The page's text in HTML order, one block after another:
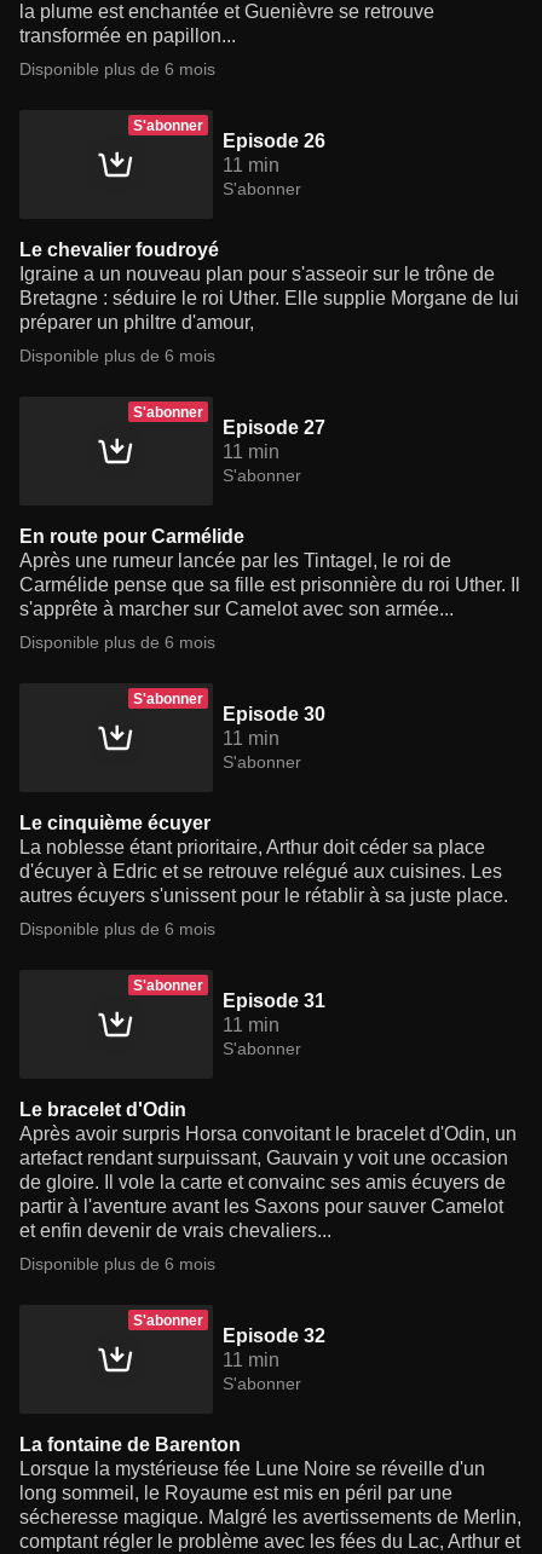
la plume est enchantée et Guenièvre se retrouve
transformée en papillon...
Disponible plus de 6 mois
S'abonner
Episode 26
11 min
S'abonner
Le chevalier foudroyé
Igraine a un nouveau plan pour s'asseoir sur le trône de
Bretagne : séduire le roi Uther. Elle supplie Morgane de lui
préparer un philtre d'amour,
Disponible plus de 6 mois
S'abonner
Episode 27
11 min
S'abonner
En route pour Carmélide
Après une rumeur lancée par les Tintagel, le roi de
Carmélide pense que sa fille est prisonnière du roi Uther. Il
s'apprête à marcher sur Camelot avec son armée...
Disponible plus de 6 mois
S'abonner
Episode 30
11 min
S'abonner
Le cinquième écuyer
La noblesse étant prioritaire, Arthur doit céder sa place
d'écuyer à Edric et se retrouve relégué aux cuisines. Les
autres écuyers s'unissent pour le rétablir à sa juste place.
Disponible plus de 6 mois
S'abonner
Episode 31
11 min
S'abonner
Le bracelet d'Odin
Après avoir surpris Horsa convoitant le bracelet d'Odin, un
artefact rendant surpuissant, Gauvain y voit une occasion
de gloire. Il vole la carte et convainc ses amis écuyers de
partir à l'aventure avant les Saxons pour sauver Camelot
et enfin devenir de vrais chevaliers...
Disponible plus de 6 mois
S'abonner
Episode 32
11 min
S'abonner
La fontaine de Barenton
Lorsque la mystérieuse fée Lune Noire se réveille d'un
long sommeil, le Royaume est mis en péril par une
sécheresse magique. Malgré les avertissements de Merlin,
comptant régler le problème avec les fées du Lac, Arthur et